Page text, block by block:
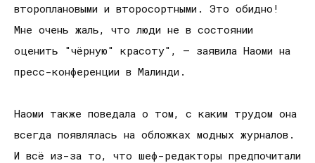
второплановыми и второсортными. Это обидно!
Мне очень жаль, что люди не в состоянии
оценить "чёрную" красоту", – заявила Наоми на
пресс-конференции в Малинди.
Наоми также поведала о том, с каким трудом она
всегда появлялась на обложках модных журналов.
И всё из-за то, что шеф-редакторы предпочитали